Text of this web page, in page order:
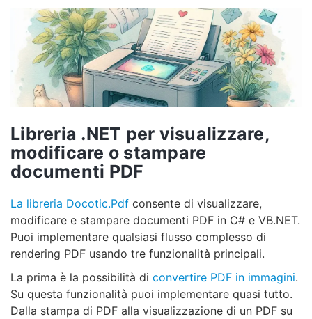
Libreria .NET per visualizzare,
modificare o stampare
documenti PDF
La libreria Docotic.Pdf consente di visualizzare,
modificare e stampare documenti PDF in C# e VB.NET.
Puoi implementare qualsiasi flusso complesso di
rendering PDF usando tre funzionalità principali.
La prima è la possibilità di convertire PDF in immagini.
Su questa funzionalità puoi implementare quasi tutto.
Dalla stampa di PDF alla visualizzazione di un PDF su